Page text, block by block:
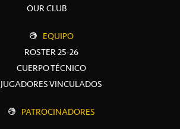
OUR CLUB
EQUIPO
ROSTER 25-26
CUERPO TÉCNICO
JUGADORES VINCULADOS
PATROCINADORES